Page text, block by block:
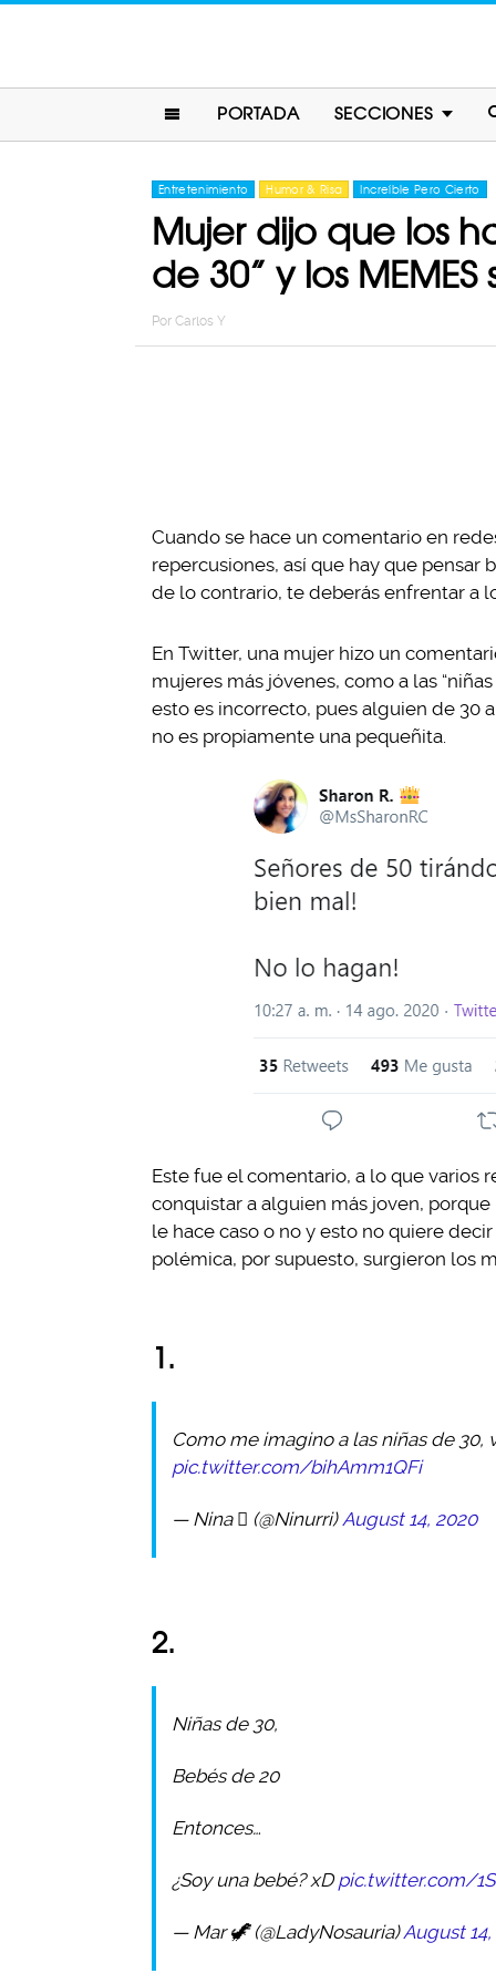
PORTADA SECCIONES
Entretenimiento Humor & Risa Increíble Pero Cierto
Mujer dijo que los
de 30” y los
Por Carlos Y
Cuando se hace un comentario en
repercusiones, así que hay que pensar
de lo contrario, te deberás enfrentar a
En Twitter, una mujer hizo un
mujeres más jóvenes, como a las
esto es incorrecto, pues alguien de 30
no es propiamente una pequeñita.
Este fue el comentario, a lo que varios
conquistar a alguien más joven,
le hace caso o no y esto no quiere
polémica, por supuesto, surgieron los
1.
Como me imagino a las niñas de
pic.twitter.com/bihAmm1QFi
— Nina  (@Ninurri)August 14, 2020
2.
Niñas de 30,
Bebés de 20
Entonces…
¿Soy una bebé? xDpic.twitter.com/
— Mar 🦖 (@LadyNosauria)August